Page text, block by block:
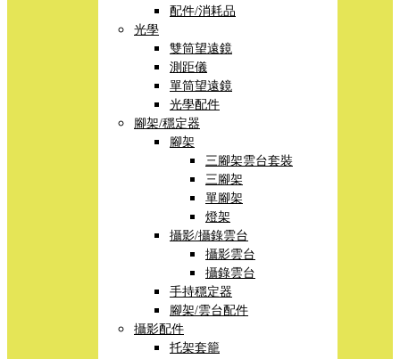
配件/消耗品
光學
雙筒望遠鏡
測距儀
單筒望遠鏡
光學配件
腳架/穩定器
腳架
三腳架雲台套裝
三腳架
單腳架
燈架
攝影/攝錄雲台
攝影雲台
攝錄雲台
手持穩定器
腳架/雲台配件
攝影配件
托架套籠